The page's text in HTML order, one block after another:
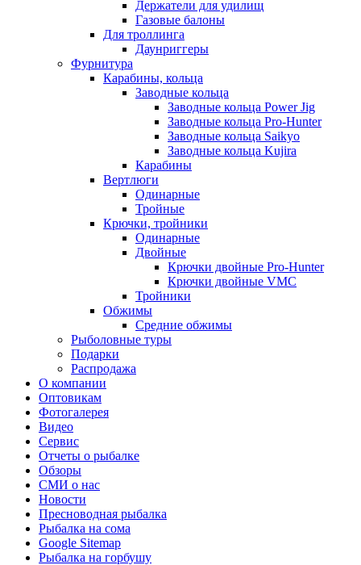
Держатели для удилищ
Газовые балоны
Для троллинга
Даунриггеры
Фурнитура
Карабины, кольца
Заводные кольца
Заводные кольца Power Jig
Заводные кольца Pro-Hunter
Заводные кольца Saikyo
Заводные кольца Kujira
Карабины
Вертлюги
Одинарные
Тройные
Крючки, тройники
Одинарные
Двойные
Крючки двойные Pro-Hunter
Крючки двойные VMC
Тройники
Обжимы
Средние обжимы
Рыболовные туры
Подарки
Распродажа
О компании
Оптовикам
Фотогалерея
Видео
Сервис
Отчеты о рыбалке
Обзоры
СМИ о нас
Новости
Пресноводная рыбалка
Рыбалка на сома
Google Sitemap
Рыбалка на горбушу